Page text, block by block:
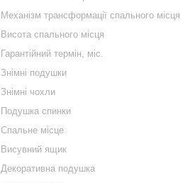
Механізм трансформації спального місця
Висота спального місця
Гарантійний термін, міс.
Знімні подушки
Знімні чохли
Подушка спинки
Спальне місце
Висувний ящик
Декоративна подушка